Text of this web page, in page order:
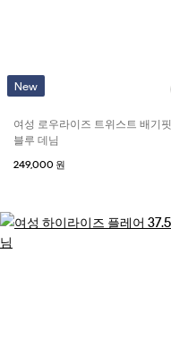
New
여성 로우라이즈 트위스트 배기핏
블루 데님
249,000 원